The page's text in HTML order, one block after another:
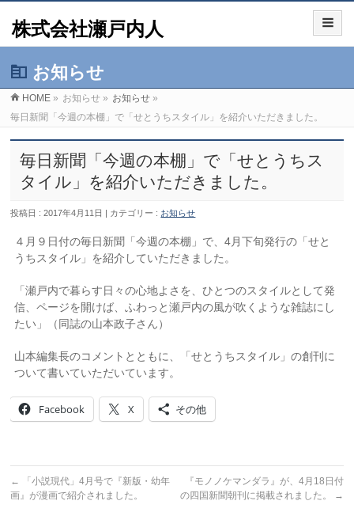
株式会社瀬戸内人
お知らせ
HOME » お知らせ » お知らせ »
毎日新聞「今週の本棚」で「せとうちスタイル」を紹介いただきました。
毎日新聞「今週の本棚」で「せとうちス
タイル」を紹介いただきました。
投稿日 : 2017年4月11日 | カテゴリー : お知らせ
４月９日付の毎日新聞「今週の本棚」で、4月下旬発行の「せと
うちスタイル」を紹介していただきました。
「瀬戸内で暮らす日々の心地よさを、ひとつのスタイルとして発
信、ページを開けば、ふわっと瀬戸内の風が吹くような雑誌にし
たい」（同誌の山本政子さん）
山本編集長のコメントとともに、「せとうちスタイル」の創刊に
ついて書いていただいています。
Facebook X その他
←
「小説現代」4月号で『新版・幼年
画』が漫画で紹介されました。
『モノノケマンダラ』が、4月18日付
の四国新聞朝刊に掲載されました。
→